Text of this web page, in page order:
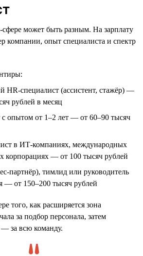
может быть разным. На зарплату
компании, опыт специалиста и спектр
HR-специалист (ассистент, стажёр) —
рублей в месяц
опытом от 1–2 лет — от 60–90 тысяч
в ИТ-компаниях, международных
корпорациях — от 100 тысяч рублей
партнёр), тимлид или руководитель
— от 150–200 тысяч рублей
того, как расширяется зона
за подбор персонала, затем
за всю команду.